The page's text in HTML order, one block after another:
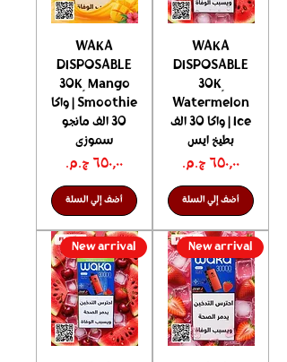
WAKA
DISPOSABLE
30K ٍ
Watermelon
Ice | واكا 30 الف
بطيخ ايس
السعر
أضف إلي السلة
WAKA
DISPOSABLE
30K ٍ Mango
Smoothie | واكا
30 الف مانجو
سموزى
السعر
أضف إلي السلة
New arrival
New arrival